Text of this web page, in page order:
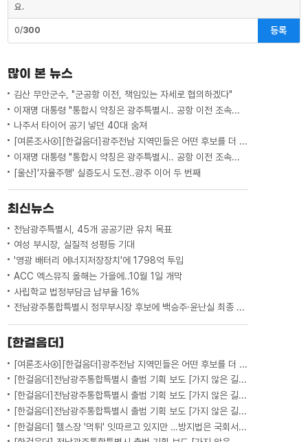
요.
0/300 등록
많이 본 뉴스
김산 무안군수, "군공항 이전, 책임있는 자세로 협의하겠다"
이재명 대통령 "통합시 약칭은 광주특별시.. 공항 이전 조속하게"
나주서 타이어 공기 넣던 40대 숨져
[여론조사④][한걸음더]광주전남 지역민들은 어떤 후보를 더 선호할까.. 변수는?
이재명 대통령 "통합시 약칭은 광주특별시.. 공항 이전 조속하게"
[울산]'자율주행' 실증도시 도전..광주 이어 두 번째
최신뉴스
전남광주특별시, 45개 공공기관 유치 목표
여성 부시장, 실질적 성평등 기대
'영광 배터리 에너지저장장치'에 1798억 투입
ACC 엑스뮤직 올해는 가을에..10월 1일 개막
사립학교 법정부담금 납부율 16%
전남광주통합특별시 정무부시장 후보에 백승주·윤난실 최종 지명
[한걸음더]
[여론조사④][한걸음더]광주전남 지역민들은 어떤 후보를 더 선호할까.. 변수는?
[한걸음더]전남광주통합특별시 출범 기획 보도 [가지 않은 길] 5편 프랑스 헌법에 새긴 '지방 분권'..전남광주 통합 성공 조건은?
[한걸음더]전남광주통합특별시 출범 기획 보도 [가지 않은 길] 4편 프랑스 지역 통합 10년 성적표
[한걸음더]전남광주통합특별시 출범 기획 보도 [가지 않은 길] 3편 프랑스 통합 10년 지났지만..."우린 여전히 알자스인"
[한걸음더] 헬스장 '먹튀' 잇따르고 있지만 …방지법은 국회서 낮잠